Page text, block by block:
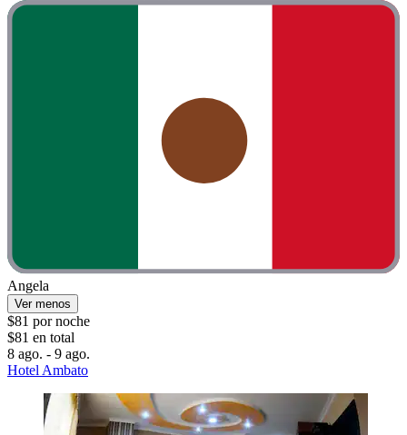
Angela
Ver menos
$81 por noche
$81 en total
8 ago. - 9 ago.
Hotel Ambato